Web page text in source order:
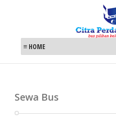
Sewa Bus